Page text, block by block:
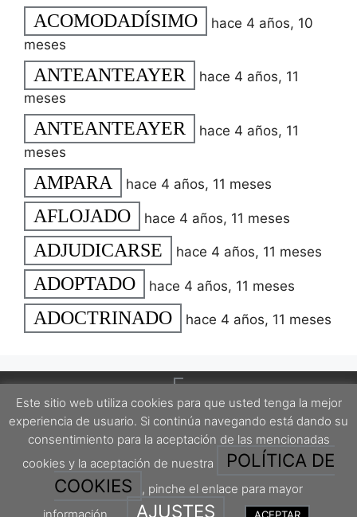
ACOMODADÍSIMO
hace 4 años, 10
meses
ANTEANTEAYER
hace 4 años, 11
meses
ANTEANTEAYER
hace 4 años, 11
meses
AMPARA hace 4 años, 11 meses
AFLOJADO hace 4 años, 11 meses
ADJUDICARSE hace 4 años, 11 meses
ADOPTADO hace 4 años, 11 meses
ADOCTRINADO hace 4 años, 11 meses
Este proyecto está protegido por una licencia Creative Commons Attribution-
ShareAlike 4.0 International License.
Este sitio web utiliza cookies para que usted tenga la mejor
experiencia de usuario. Si continúa navegando está dando su
consentimiento para la aceptación de las mencionadas
cookies y la aceptación de nuestra
POLÍTICA DE
COOKIES
, pinche el enlace para mayor
información.
AJUSTES ACEPTAR